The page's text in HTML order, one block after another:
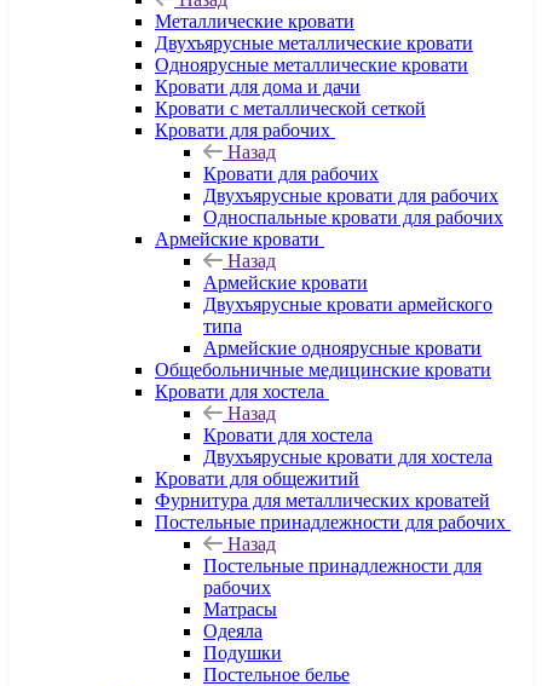
Металлические кровати
Двухъярусные металлические кровати
Одноярусные металлические кровати
Кровати для дома и дачи
Кровати с металлической сеткой
Кровати для рабочих
Назад
Кровати для рабочих
Двухъярусные кровати для рабочих
Односпальные кровати для рабочих
Армейские кровати
Назад
Армейские кровати
Двухъярусные кровати армейского
типа
Армейские одноярусные кровати
Общебольничные медицинские кровати
Кровати для хостела
Назад
Кровати для хостела
Двухъярусные кровати для хостела
Кровати для общежитий
Фурнитура для металлических кроватей
Постельные принадлежности для рабочих
Назад
Постельные принадлежности для
рабочих
Матрасы
Одеяла
Подушки
Постельное белье